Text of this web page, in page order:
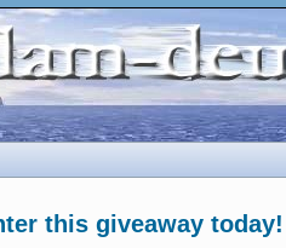
this giveaway today!